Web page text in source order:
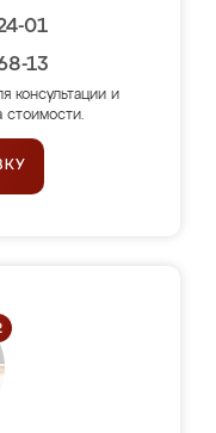
01
13
консультации и
стоимости.